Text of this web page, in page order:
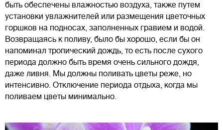
быть обеспечены влажностью воздуха, также путем
установки увлажнителей или размещения цветочных
горшков на подносах, заполненных гравием и водой.
Возвращаясь к поливу, было бы хорошо, если бы он
напоминал тропический дождь, то есть после сухого
периода должно быть время очень сильного дождя,
даже ливня. Мы должны поливать цветы реже, но
интенсивно. Отключение периода отдыха, когда мы
поливаем цветы минимально.